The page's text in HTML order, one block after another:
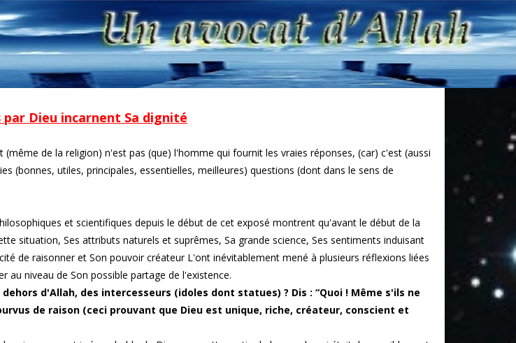
par Dieu incarnent Sa dignité
(même de la religion) n'est pas (que) l'homme qui fournit les vraies réponses, (car) c'est (aussi
(bonnes, utiles, principales, essentielles, meilleures) questions (dont dans le sens de
et scientifiques depuis le début de cet exposé montrent qu'avant le début de la
situation, Ses attributs naturels et suprêmes, Sa grande science, Ses sentiments induisant
de raisonner et Son pouvoir créateur L'ont inévitablement mené à plusieurs réflexions liées
au niveau de Son possible partage de l'existence.
d'Allah, des intercesseurs (idoles dont statues) ? Dis : “Quoi ! Même s'ils ne
de raison (ceci prouvant que Dieu est unique, riche, créateur, conscient et